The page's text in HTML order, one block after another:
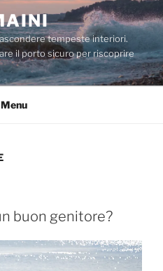
tempeste interiori.
il porto sicuro per riscoprire
Menu
buon genitore?